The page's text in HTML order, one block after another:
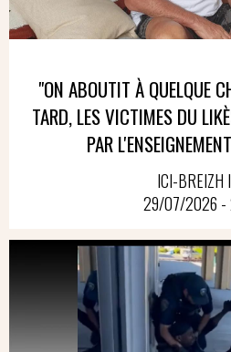
"ON ABOUTIT À QUELQUE
TARD, LES VICTIMES DU
PAR
ICI-BREIZH
29/07/2026 -